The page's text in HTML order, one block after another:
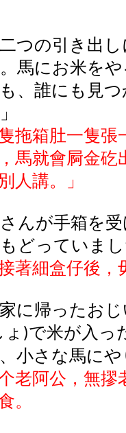
二つの引き出
馬にお米を
、誰にも見
隻拖箱肚一隻
馬就會屙金矻
人講。」
んが手箱を
どっていま
著細盒仔後，
に帰ったお
)で米が入っ
小さな馬に
老阿公，無摎
。